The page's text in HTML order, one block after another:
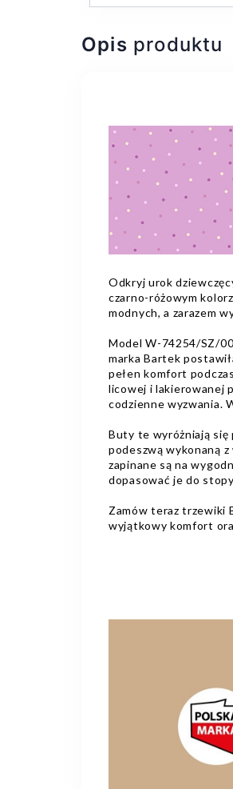
Opis produktu
Odkryj urok
czarno-różowym
modnych, a zarazem
Model W-74254/SZ/
marka Bartek
pełen komfort
licowej i lakierowanej
codzienne wyzwania.
Buty te wyróżniają się
podeszwą wykonaną
zapinane są na
dopasować je do
Zamów teraz trzewiki
wyjątkowy komfort